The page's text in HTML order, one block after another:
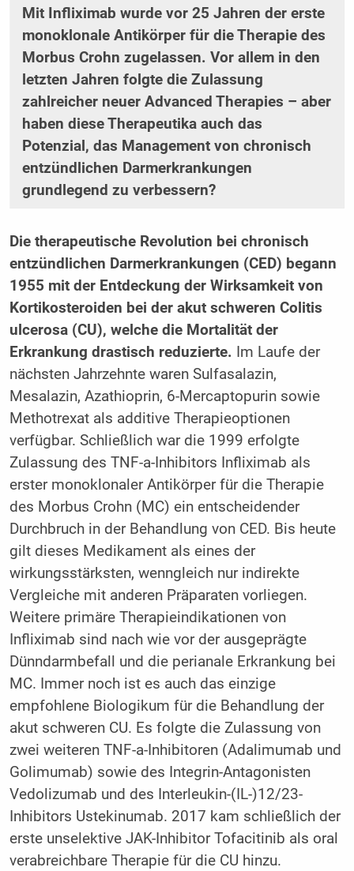
Mit Infliximab wurde vor 25 Jahren der erste
monoklonale Antikörper für die Therapie des
Morbus Crohn zugelassen. Vor allem in den
letzten Jahren folgte die Zulassung
zahlreicher neuer Advanced Therapies – aber
haben diese Therapeutika auch das
Potenzial, das Management von chronisch
entzündlichen Darmerkrankungen
grundlegend zu verbessern?
Die therapeutische Revolution bei chronisch
entzündlichen Darmerkrankungen (CED) begann
1955 mit der Entdeckung der Wirksamkeit von
Kortikosteroiden bei der akut schweren Colitis
ulcerosa (CU), welche die Mortalität der
Erkrankung drastisch reduzierte. Im Laufe der
nächsten Jahrzehnte waren Sulfasalazin,
Mesalazin, Azathioprin, 6-Mercaptopurin sowie
Methotrexat als additive Therapieoptionen
verfügbar. Schließlich war die 1999 erfolgte
Zulassung des TNF-a-Inhibitors Infliximab als
erster monoklonaler Antikörper für die Therapie
des Morbus Crohn (MC) ein entscheidender
Durchbruch in der Behandlung von CED. Bis heute
gilt dieses Medikament als eines der
wirkungsstärksten, wenngleich nur indirekte
Vergleiche mit anderen Präparaten vorliegen.
Weitere primäre Therapieindikationen von
Infliximab sind nach wie vor der ausgeprägte
Dünndarmbefall und die perianale Erkrankung bei
MC. Immer noch ist es auch das einzige
empfohlene Biologikum für die Behandlung der
akut schweren CU. Es folgte die Zulassung von
zwei weiteren TNF-a-Inhibitoren (Adalimumab und
Golimumab) sowie des Integrin-Antagonisten
Vedolizumab und des Interleukin-(IL-)12/23-
Inhibitors Ustekinumab. 2017 kam schließlich der
erste unselektive JAK-Inhibitor Tofacitinib als oral
verabreichbare Therapie für die CU hinzu.